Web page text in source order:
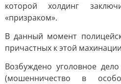
которой холдинг
«призраком».
В данный момент
причастных к этой
Возбуждено уголовное
(мошенничество в